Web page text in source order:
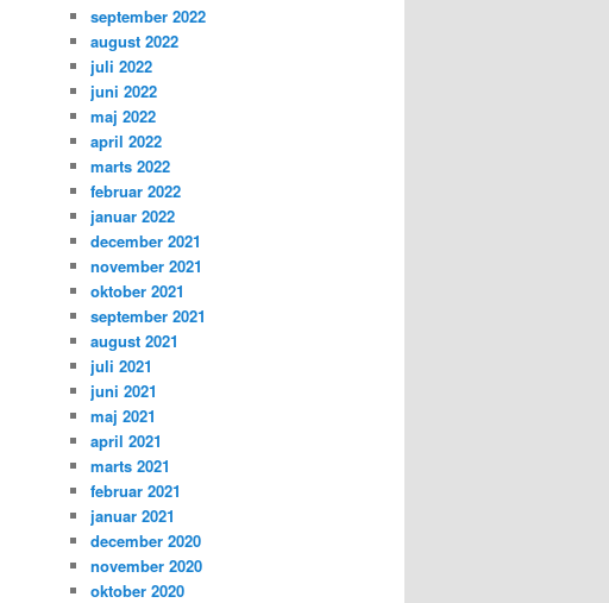
september 2022
august 2022
juli 2022
juni 2022
maj 2022
april 2022
marts 2022
februar 2022
januar 2022
december 2021
november 2021
oktober 2021
september 2021
august 2021
juli 2021
juni 2021
maj 2021
april 2021
marts 2021
februar 2021
januar 2021
december 2020
november 2020
oktober 2020